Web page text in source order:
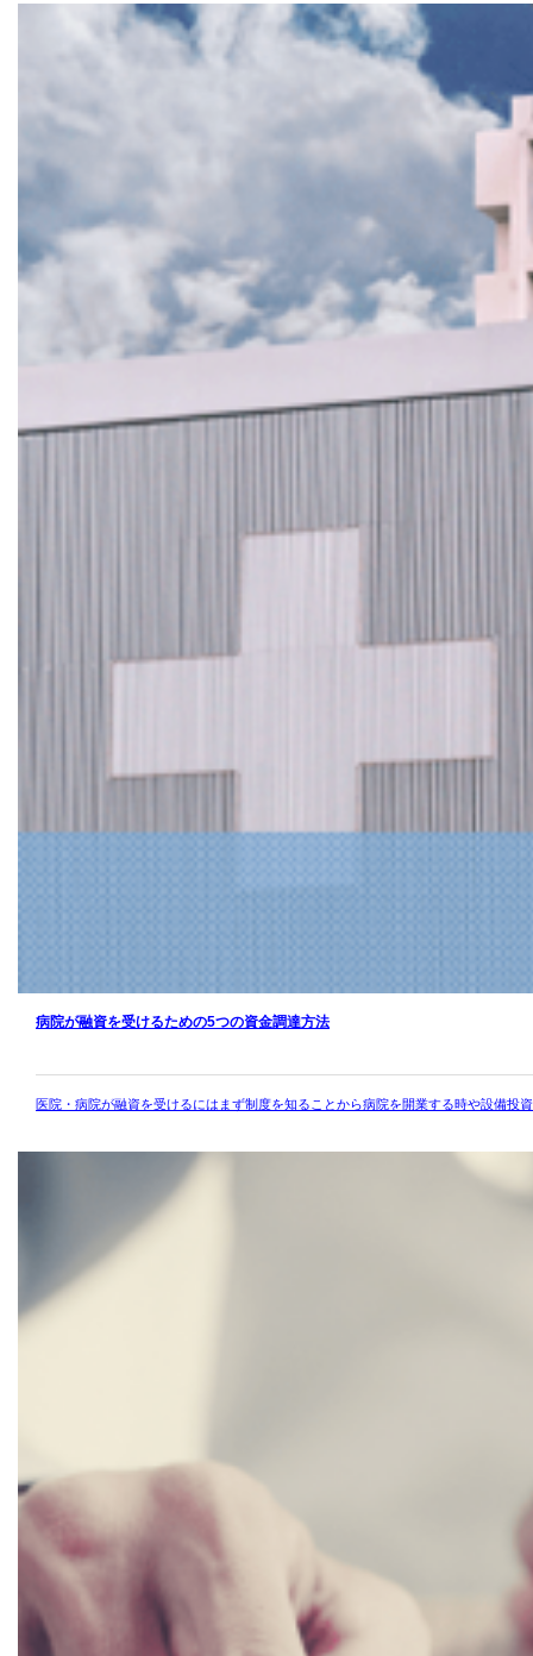
病院が融資を受けるための5つの資金調達方法
医院・病院が融資を受けるにはまず制度を知ることから病院を開業する時や設備投